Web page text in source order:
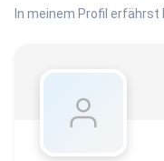
In meinem Profil erfährst